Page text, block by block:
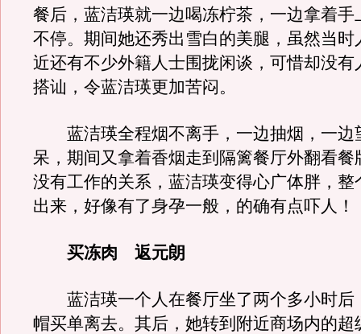
餐后，蓝洁瑛就一边喝冻柠茶，一边拿着手
不停。期间她还秀出雪白的美腿，虽然当时
近还有不少外籍人士围拢闲谈，可惜却没有
搭讪，令蓝洁瑛更加苦闷。
蓝洁瑛全程烟不离手，一边抽烟，一边
呆，期间又拿着香烟走到隔篱餐厅外翻看餐
没有工作的关系，蓝洁瑛变得心广体胖，整
出来，好像有了身孕一般，的确有点吓人！
买冻肉 返元朗
蓝洁瑛一个人在餐厅坐了两个多小时后
帽买单离去。其后，她转到附近商场内的超